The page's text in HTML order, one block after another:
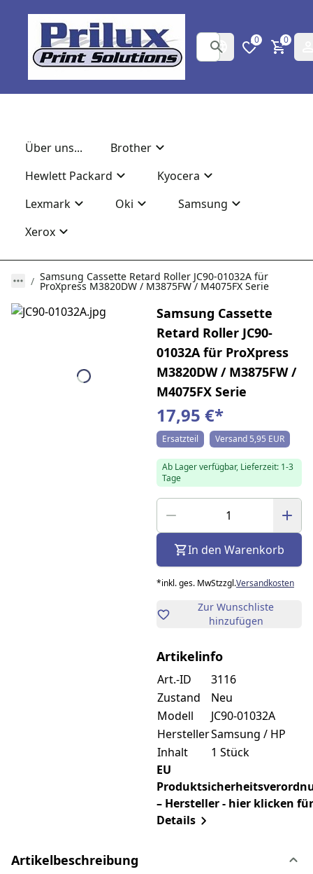
0 0
Über uns...
Brother
Hewlett Packard
Kyocera
Lexmark
Oki
Samsung
Xerox
Samsung Cassette Retard Roller JC90-01032A für
ProXpress M3820DW / M3875FW / M4075FX Serie
Samsung Cassette
Retard Roller JC90-
01032A für ProXpress
M3820DW / M3875FW /
M4075FX Serie
17,95 €*
Ersatzteil Versand 5,95 EUR
Ab Lager verfügbar, Lieferzeit: 1-3
Tage
In den Warenkorb
*inkl. ges. MwStzzgl.Versandkosten
Zur Wunschliste
hinzufügen
Artikelinfo
Art.-ID
3116
Zustand
Neu
Modell
JC90-01032A
HerstellerSamsung / HP
Inhalt
1 Stück
EU
– Hersteller - hier klicken für
Details
Artikelbeschreibung